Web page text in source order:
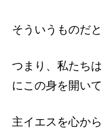
そういうものだ
つまり、私たち
にこの身を開い
主イエスを心か